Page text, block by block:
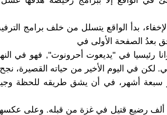
بدأ الواقع يتسلل من خلف برامج
بعدُ الصفحة الأولى في
رئيسيا في "يديعوت أحرونوت", فهو في
لكن في اليوم الأخير من حياته القصيرة،
سبعة أشهر، في أن يشق طريقه للحظة
ألف رضيع قتيل في غزة من قبله. وعلى